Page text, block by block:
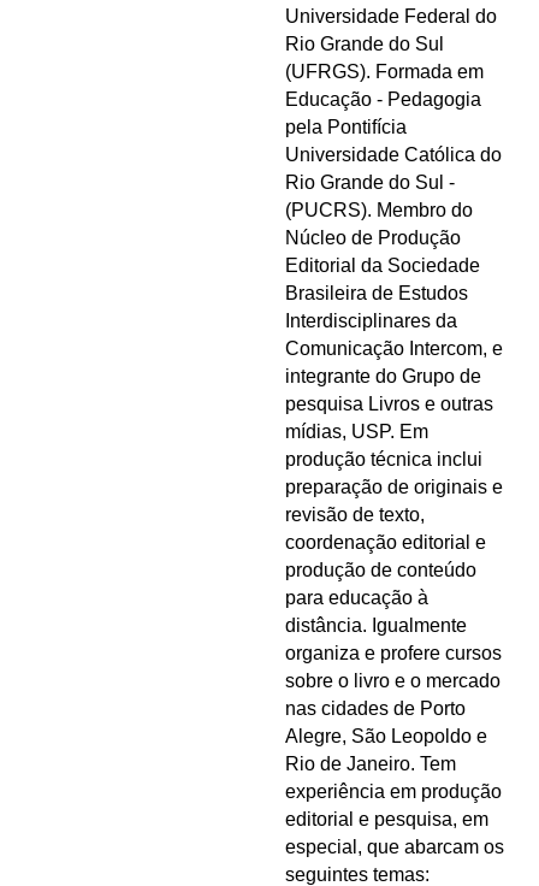
Universidade Federal do
Rio Grande do Sul
(UFRGS). Formada em
Educação - Pedagogia
pela Pontifícia
Universidade Católica do
Rio Grande do Sul -
(PUCRS). Membro do
Núcleo de Produção
Editorial da Sociedade
Brasileira de Estudos
Interdisciplinares da
Comunicação Intercom, e
integrante do Grupo de
pesquisa Livros e outras
mídias, USP. Em
produção técnica inclui
preparação de originais e
revisão de texto,
coordenação editorial e
produção de conteúdo
para educação à
distância. Igualmente
organiza e profere cursos
sobre o livro e o mercado
nas cidades de Porto
Alegre, São Leopoldo e
Rio de Janeiro. Tem
experiência em produção
editorial e pesquisa, em
especial, que abarcam os
seguintes temas: